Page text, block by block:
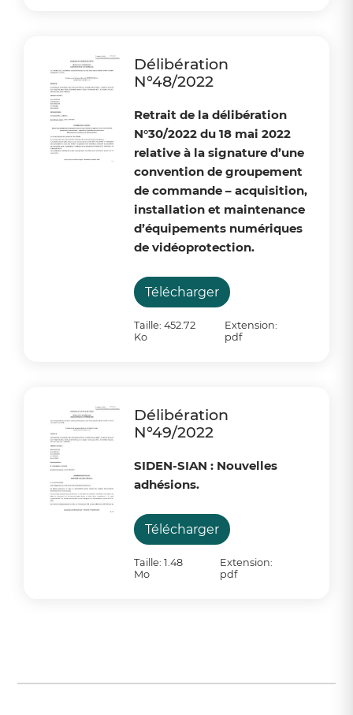
Délibération
N°48/2022
Retrait de la délibération
N°30/2022 du 18 mai 2022
relative à la signature d’une
convention de groupement
de commande – acquisition,
installation et maintenance
d’équipements numériques
de vidéoprotection.
Télécharger
Taille: 452.72
Ko
Extension:
pdf
Délibération
N°49/2022
SIDEN-SIAN : Nouvelles
adhésions.
Télécharger
Taille: 1.48
Mo
Extension:
pdf